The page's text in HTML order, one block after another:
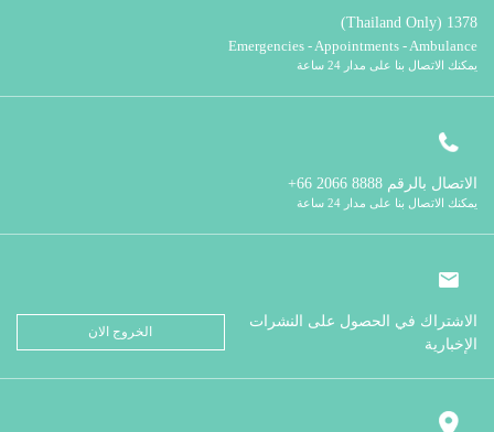
1378 (Thailand Only)
Emergencies - Appointments - Ambulance
يمكنك الاتصال بنا على مدار 24 ساعة
الاتصال بالرقم
يمكنك الاتصال بنا على مدار 24 ساعة
الاشتراك في الحصول على النشرات
الإخبارية
الخروج الان